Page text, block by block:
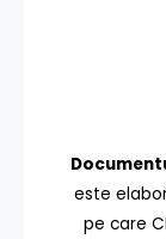
este
pe care